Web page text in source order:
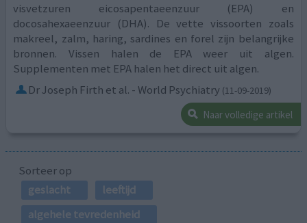
visvetzuren eicosapentaeenzuur (EPA) en
docosahexaeenzuur (DHA). De vette vissoorten zoals
makreel, zalm, haring, sardines en forel zijn belangrijke
bronnen. Vissen halen de EPA weer uit algen.
Supplementen met EPA halen het direct uit algen.
Dr Joseph Firth et al. - World Psychiatry (11-09-2019)
Naar volledige artikel
Sorteer op
geslacht
leeftijd
algehele tevredenheid